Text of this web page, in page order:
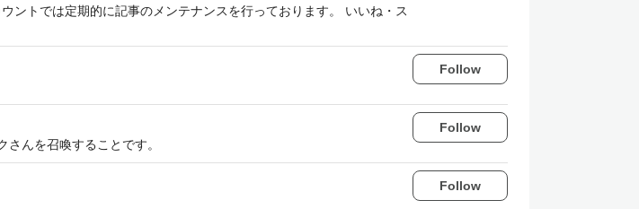
ントでは定期的に記事のメンテナンスを行っております。 いいね・ス
Follow
んを召喚することです。
Follow
Follow